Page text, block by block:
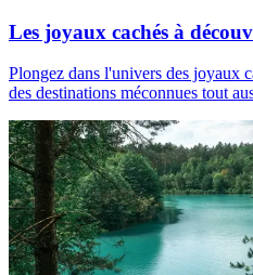
Les joyaux cachés à
Plongez dans l'univers des joyaux
des destinations méconnues tout